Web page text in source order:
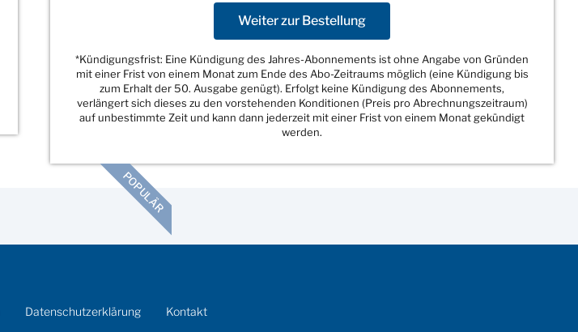
Weiter zur Bestellung
*Kündigungsfrist: Eine Kündigung des Jahres-Abonnements ist ohne Angabe von Gründen
mit einer Frist von einem Monat zum Ende des Abo-Zeitraums möglich (eine Kündigung bis
zum Erhalt der 50. Ausgabe genügt). Erfolgt keine Kündigung des Abonnements,
verlängert sich dieses zu den vorstehenden Konditionen (Preis pro Abrechnungszeitraum)
auf unbestimmte Zeit und kann dann jederzeit mit einer Frist von einem Monat gekündigt
werden.
POPULÄR
Datenschutzerklärung Kontakt